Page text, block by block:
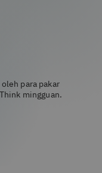
para pakar
mingguan.